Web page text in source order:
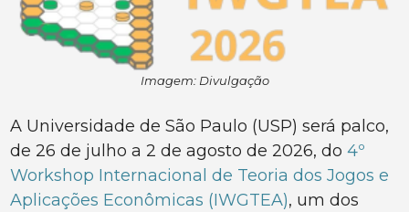
Imagem: Divulgação
A Universidade de São Paulo (USP) será palco,
de 26 de julho a 2 de agosto de 2026, do4º
Workshop Internacional de Teoria dos Jogos e
Aplicações Econômicas (IWGTEA), um dos